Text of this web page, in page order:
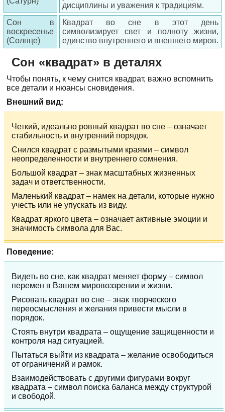
дисциплины и уважения к традициям.
Сон в
воскресенье
(Солнце)
Квадрат во сне в этот день
символизирует свет и полноту жизни,
единство внутреннего и внешнего миров.
Сон «квадрат» в деталях
Чтобы понять, к чему снится квадрат, важно вспомнить
все детали и нюансы сновидения.
Внешний вид:
Четкий, идеально ровный квадрат во сне – означает
стабильность и внутренний порядок.
Снился квадрат с размытыми краями – символ
неопределенности и внутреннего сомнения.
Большой квадрат – знак масштабных жизненных
задач и ответственности.
Маленький квадрат – намек на детали, которые нужно
учесть или не упускать из виду.
Квадрат яркого цвета – означает активные эмоции и
значимость символа для Вас.
Поведение:
Видеть во сне, как квадрат меняет форму – символ
перемен в Вашем мировоззрении и жизни.
Рисовать квадрат во сне – знак творческого
переосмысления и желания привести мысли в
порядок.
Стоять внутри квадрата – ощущение защищенности и
контроля над ситуацией.
Пытаться выйти из квадрата – желание освободиться
от ограничений и рамок.
Взаимодействовать с другими фигурами вокруг
квадрата – символ поиска баланса между структурой
и свободой.